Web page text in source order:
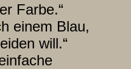
Farbe.“
einem Blau,
will.“